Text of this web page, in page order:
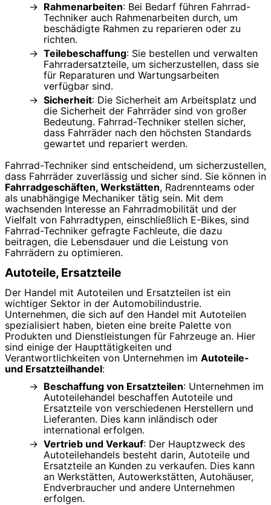
Rahmenarbeiten: Bei Bedarf führen Fahrrad-
Techniker auch Rahmenarbeiten durch, um
beschädigte Rahmen zu reparieren oder zu
richten.
Teilebeschaffung: Sie bestellen und verwalten
Fahrradersatzteile, um sicherzustellen, dass sie
für Reparaturen und Wartungsarbeiten
verfügbar sind.
Sicherheit: Die Sicherheit am Arbeitsplatz und
die Sicherheit der Fahrräder sind von großer
Bedeutung. Fahrrad-Techniker stellen sicher,
dass Fahrräder nach den höchsten Standards
gewartet und repariert werden.
Fahrrad-Techniker sind entscheidend, um sicherzustellen,
dass Fahrräder zuverlässig und sicher sind. Sie können in
Fahrradgeschäften, Werkstätten, Radrennteams oder
als unabhängige Mechaniker tätig sein. Mit dem
wachsenden Interesse an Fahrradmobilität und der
Vielfalt von Fahrradtypen, einschließlich E-Bikes, sind
Fahrrad-Techniker gefragte Fachleute, die dazu
beitragen, die Lebensdauer und die Leistung von
Fahrrädern zu optimieren.
Autoteile, Ersatzteile
Der Handel mit Autoteilen und Ersatzteilen ist ein
wichtiger Sektor in der Automobilindustrie.
Unternehmen, die sich auf den Handel mit Autoteilen
spezialisiert haben, bieten eine breite Palette von
Produkten und Dienstleistungen für Fahrzeuge an. Hier
sind einige der Haupttätigkeiten und
Verantwortlichkeiten von Unternehmen im Autoteile-
und Ersatzteilhandel:
Beschaffung von Ersatzteilen: Unternehmen im
Autoteilehandel beschaffen Autoteile und
Ersatzteile von verschiedenen Herstellern und
Lieferanten. Dies kann inländisch oder
international erfolgen.
Vertrieb und Verkauf: Der Hauptzweck des
Autoteilehandels besteht darin, Autoteile und
Ersatzteile an Kunden zu verkaufen. Dies kann
an Werkstätten, Autowerkstätten, Autohäuser,
Endverbraucher und andere Unternehmen
erfolgen.